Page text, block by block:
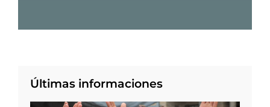
Últimas informaciones